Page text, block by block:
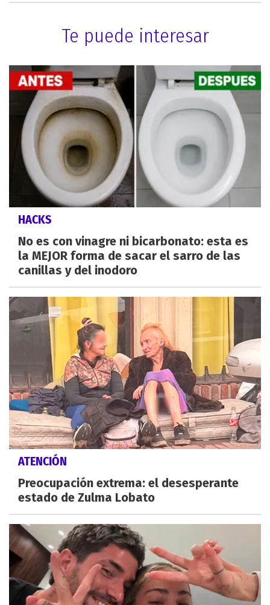
Te puede interesar
HACKS
No es con vinagre ni bicarbonato: esta es
la MEJOR forma de sacar el sarro de las
canillas y del inodoro
ATENCIÓN
Preocupación extrema: el desesperante
estado de Zulma Lobato